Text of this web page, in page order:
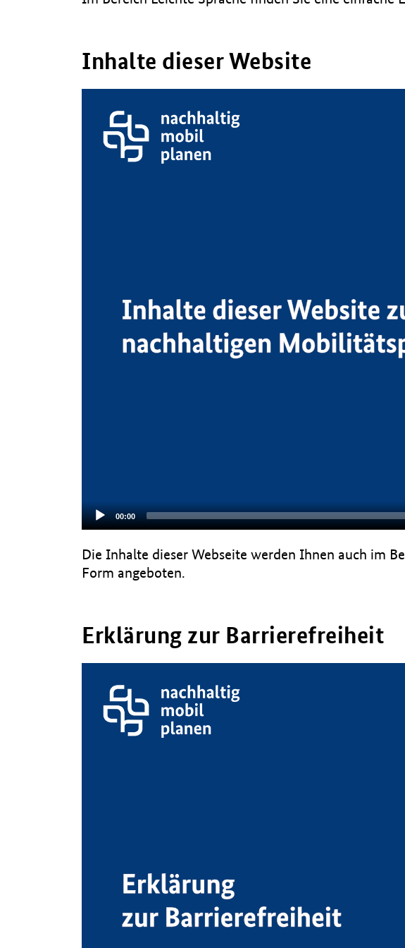
Inhalte dieser Website
Player
Aktueller
00:00
Die Inhalte dieser Webseite werden Ihnen auch im
Form angeboten.
Erklärung zur Barrierefreiheit
Player